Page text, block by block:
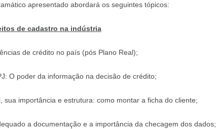
apresentado abordará os seguintes tópicos:
de cadastro na indústria
de crédito no país (pós Plano Real);
O poder da informação na decisão de crédito;
sua importância e estrutura: como montar a ficha do cliente;
a documentação e a importância da checagem dos dados;